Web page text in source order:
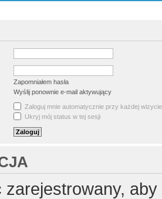
Zapomniałem hasła
Wyślij ponownie e-mail aktywujący
Zaloguj mnie automatycznie przy każdej wizycie
Ukryj mój status w tej sesji
zarejestrowany,